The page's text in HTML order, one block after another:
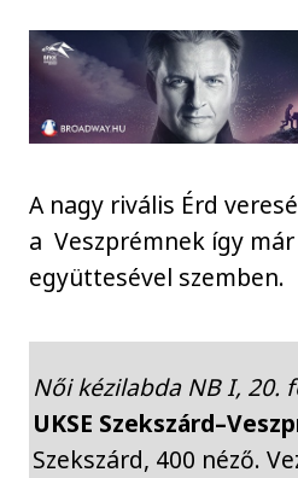
A nagy rivális Érd
a Veszprémnek így
együttesével szemben.
Női kézilabda NB I, 20.
UKSE
Szekszárd, 400 néző.